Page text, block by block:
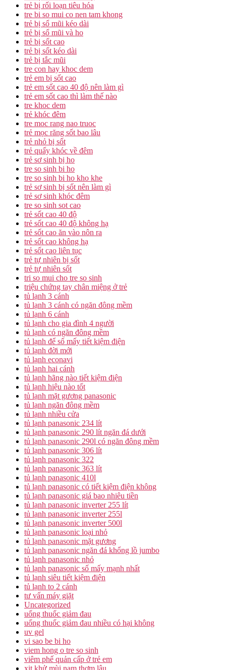
trẻ bị rối loạn tiêu hóa
tre bi so mui co nen tam khong
trẻ bị sổ mũi kéo dài
trẻ bị sổ mũi và ho
trẻ bị sốt cao
trẻ bị sốt kéo dài
trẻ bị tắc mũi
tre con hay khoc dem
trẻ em bị sốt cao
trẻ em sốt cao 40 độ nên làm gì
trẻ em sốt cao thì làm thế nào
tre khoc dem
trẻ khóc đêm
tre moc rang nao truoc
trẻ mọc răng sốt bao lâu
trẻ nhỏ bị sốt
trẻ quấy khóc về đêm
trẻ sơ sinh bị ho
tre so sinh bi ho
tre so sinh bi ho kho khe
trẻ sơ sinh bị sốt nên làm gì
trẻ sơ sinh khóc đêm
tre so sinh sot cao
trẻ sốt cao 40 độ
trẻ sốt cao 40 độ không hạ
trẻ sốt cao ăn vào nôn ra
trẻ sốt cao không hạ
trẻ sốt cao liên tục
trẻ tự nhiên bị sốt
trẻ tự nhiên sốt
tri so mui cho tre so sinh
triệu chứng tay chân miệng ở trẻ
tủ lạnh 3 cánh
tủ lạnh 3 cánh có ngăn đông mềm
tủ lạnh 6 cánh
tủ lạnh cho gia đình 4 người
tủ lạnh có ngăn đông mềm
tủ lạnh để số mấy tiết kiệm điện
tủ lạnh đời mới
tủ lạnh econavi
tủ lạnh hai cánh
tủ lạnh hãng nào tiết kiệm điện
tủ lạnh hiệu nào tốt
tủ lạnh mặt gương panasonic
tủ lạnh ngăn đông mềm
tủ lạnh nhiều cửa
tủ lạnh panasonic 234 lít
tủ lạnh panasonic 290 lít ngăn đá dưới
tủ lạnh panasonic 290l có ngăn đông mềm
tủ lạnh panasonic 306 lít
tủ lạnh panasonic 322
tủ lạnh panasonic 363 lít
tủ lạnh panasonic 410l
tủ lạnh panasonic có tiết kiệm điện không
tủ lạnh panasonic giá bao nhiêu tiền
tủ lạnh panasonic inverter 255 lít
tủ lạnh panasonic inverter 255l
tủ lạnh panasonic inverter 500l
tủ lạnh panasonic loại nhỏ
tủ lạnh panasonic mặt gương
tủ lạnh panasonic ngăn đá khổng lồ jumbo
tủ lạnh panasonic nhỏ
tủ lạnh panasonic số mấy mạnh nhất
tủ lạnh siêu tiết kiệm điện
tủ lạnh to 2 cánh
tư vấn máy giặt
Uncategorized
uống thuốc giảm đau
uống thuốc giảm đau nhiều có hại không
uv gel
vi sao be bi ho
viem hong o tre so sinh
viêm phế quản cấp ở trẻ em
xịt khử mùi nam thơm lâu